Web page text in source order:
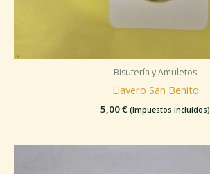
Bisutería y Amuletos
Llavero San Benito
5,00€ (Impuestos incluidos)